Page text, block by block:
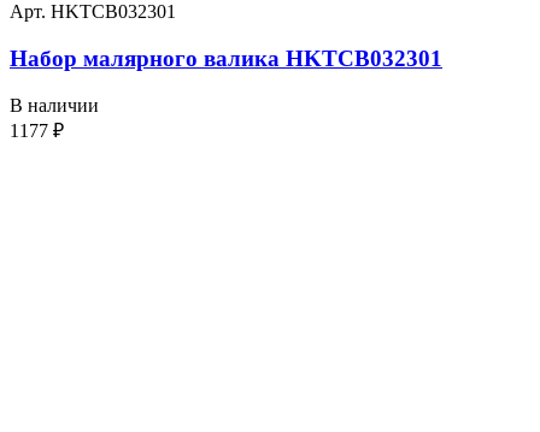
Арт. HKTCB032301
Набор малярного валика HKTCB032301
В наличии
1177 ₽